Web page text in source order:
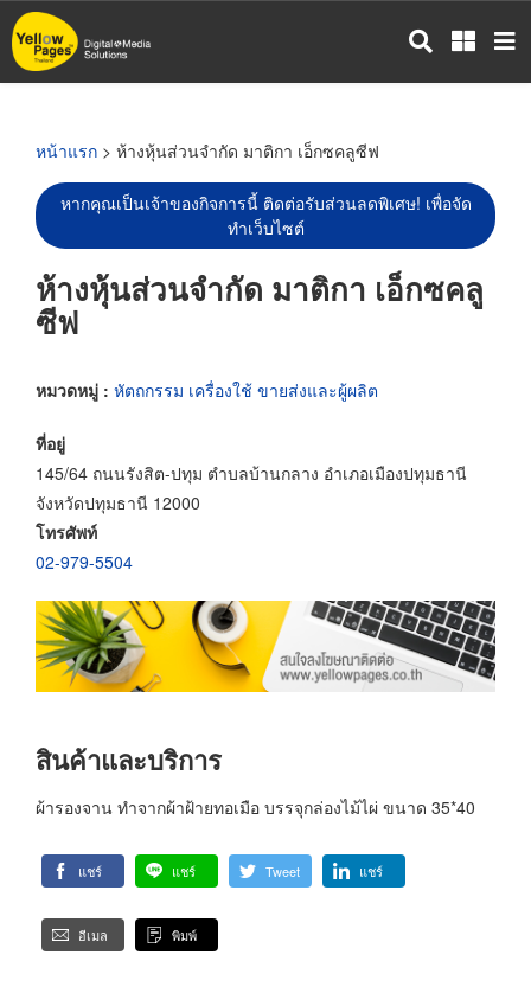
ข้าม
ไป
หน้าแรก > ห้างหุ้นส่วนจำกัด มาติกา เอ็กซคลูซีฟ
หากคุณเป็นเจ้าของกิจการนี้ ติดต่อรับส่วนลดพิเศษ! เพื่อจัด
ทำเว็บไซต์
ห้างหุ้นส่วนจำกัด มาติกา เอ็กซคลู
ซีฟ
หมวดหมู่ : หัตถกรรม เครื่องใช้ ขายส่งและผู้ผลิต
ที่อยู่
145/64 ถนนรังสิต-ปทุม ตำบลบ้านกลาง อำเภอเมืองปทุมธานี
จังหวัดปทุมธานี 12000
โทรศัพท์
02-979-5504
สินค้าและบริการ
ผ้ารองจาน ทำจากผ้าฝ้ายทอเมือ บรรจุกล่องไม้ไผ่ ขนาด 35*40
แชร์ แชร์ Tweet แชร์
อีเมล พิมพ์